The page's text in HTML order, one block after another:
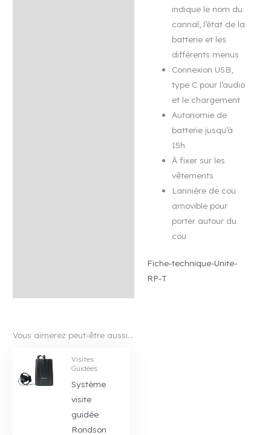
indique le nom du
cannal, l’état de la
batterie et les
différents menus
Connexion USB,
type C pour l’audio
et le chargement
Autonomie de
batterie jusqu’à
15h
À fixer sur les
vêtements
Lannière de cou
amovible pour
porter autour du
cou
Fiche-technique-Unite-
RP-T
Vous aimerez peut-être aussi…
Visites
Guidées
Système
visite
guidé e
Rondson